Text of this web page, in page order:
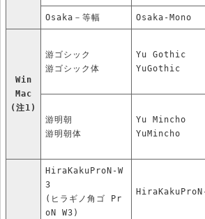
Osaka－等幅 Osaka-Mono
Win
Mac
(注1)
游ゴシック
游ゴシック体
Yu Gothic
YuGothic
游明朝
游明朝体
Yu Mincho
YuMincho
HiraKakuProN-W
3
(ヒラギノ角ゴ Pr
oN W3)